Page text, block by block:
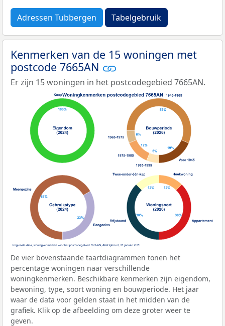
Adressen Tubbergen Tabelgebruik
Kenmerken van de 15 woningen met
postcode 7665AN
Er zijn 15 woningen in het postcodegebied 7665AN.
De vier bovenstaande taartdiagrammen tonen het
percentage woningen naar verschillende
woningkenmerken. Beschikbare kenmerken zijn eigendom,
bewoning, type, soort woning en bouwperiode. Het jaar
waar de data voor gelden staat in het midden van de
grafiek. Klik op de afbeelding om deze groter weer te
geven.